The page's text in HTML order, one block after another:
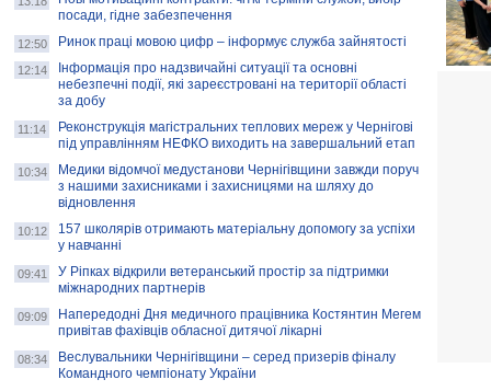
посади, гідне забезпечення
12:50 Ринок праці мовою цифр – інформує служба зайнятості
12:14
Інформація про надзвичайні ситуації та основні
небезпечні події, які зареєстровані на території області
за добу
11:14
Реконструкція магістральних теплових мереж у Чернігові
під управлінням НЕФКО виходить на завершальний етап
10:34
Медики відомчої медустанови Чернігівщини завжди поруч
з нашими захисниками і захисницями на шляху до
відновлення
10:12
157 школярів отримають матеріальну допомогу за успіхи
у навчанні
09:41
У Ріпках відкрили ветеранський простір за підтримки
міжнародних партнерів
09:09
Напередодні Дня медичного працівника Костянтин Мегем
привітав фахівців обласної дитячої лікарні
08:34
Веслувальники Чернігівщини – серед призерів фіналу
Командного чемпіонату України